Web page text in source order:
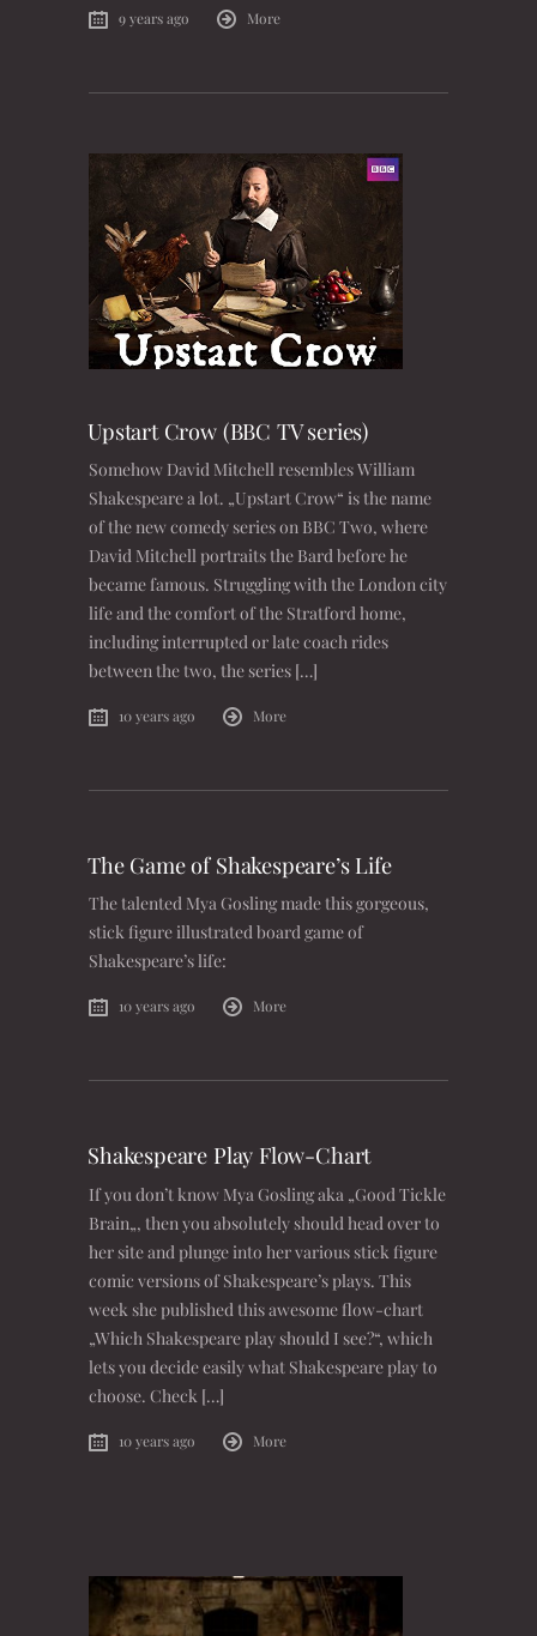
9 years ago More
Upstart Crow (BBC TV series)
Somehow David Mitchell resembles William
Shakespeare a lot. „Upstart Crow“ is the name
of the new comedy series on BBC Two, where
David Mitchell portraits the Bard before he
became famous. Struggling with the London city
life and the comfort of the Stratford home,
including interrupted or late coach rides
between the two, the series […]
10 years ago More
The Game of Shakespeare’s Life
The talented Mya Gosling made this gorgeous,
stick figure illustrated board game of
Shakespeare’s life:
10 years ago More
Shakespeare Play Flow-Chart
If you don’t know Mya Gosling aka „Good Tickle
Brain„, then you absolutely should head over to
her site and plunge into her various stick figure
comic versions of Shakespeare’s plays. This
week she published this awesome flow-chart
„Which Shakespeare play should I see?“, which
lets you decide easily what Shakespeare play to
choose. Check […]
10 years ago More